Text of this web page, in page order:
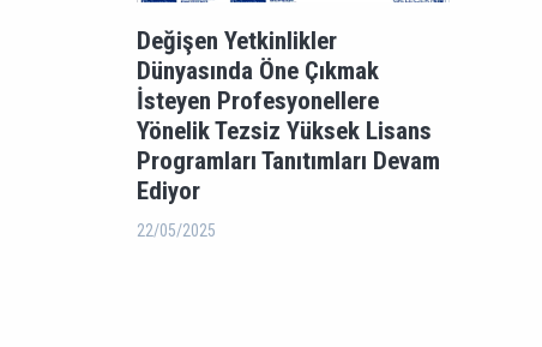
Değişen Yetkinlikler
Dünyasında Öne Çıkmak
İsteyen Profesyonellere
Yönelik Tezsiz Yüksek Lisans
Programları Tanıtımları Devam
Ediyor
22/05/2025